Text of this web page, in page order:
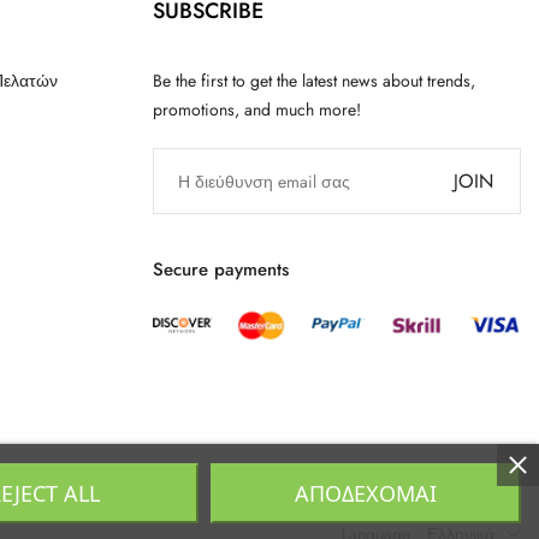
SUBSCRIBE
Be the first to get the latest news about trends,
promotions, and much more!
JOIN
Secure payments
ALL ΑΠΟΔΈΧΟΜΑΙ